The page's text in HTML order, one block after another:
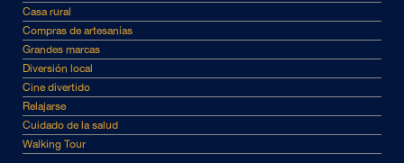
Casa rural
Compras de artesanías
Grandes marcas
Diversión local
Cine divertido
Relajarse
Cuidado de la salud
Walking Tour